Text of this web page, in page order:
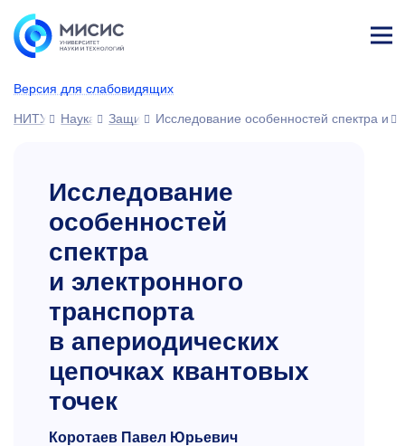
Версия для слабовидящих
ине
НИТУ МИСИС
Наука Защиты диссертаций
Исследование особенностей спектра и
Исследование
особенностей
спектра
и электронного
транспорта
в апериодических
цепочках квантовых
точек
Коротаев Павел Юрьевич